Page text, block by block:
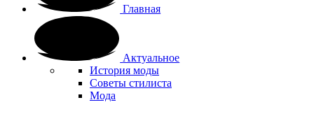
Главная
Актуальное
История моды
Советы стилиста
Мода